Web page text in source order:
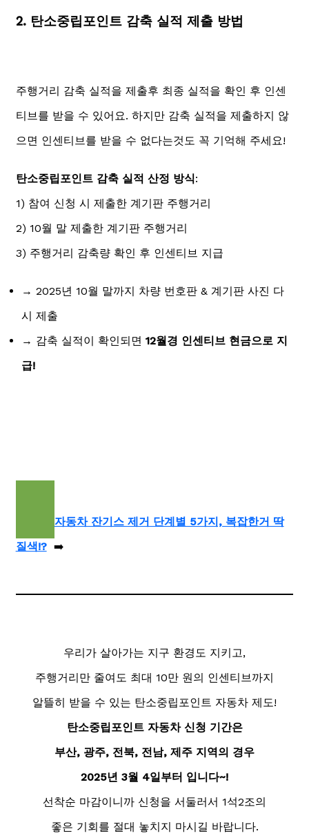
2. 탄소중립포인트 감축 실적 제출 방법
주행거리 감축 실적을 제출후 최종 실적을 확인 후 인센
티브를 받을 수 있어요. 하지만 감축 실적을 제출하지 않
으면 인센티브를 받을 수 없다는것도 꼭 기억해 주세요!
탄소중립포인트 감축 실적 산정 방식:
1) 참여 신청 시 제출한 계기판 주행거리
2) 10월 말 제출한 계기판 주행거리
3) 주행거리 감축량 확인 후 인센티브 지급
→ 2025년 10월 말까지 차량 번호판 & 계기판 사진 다
시 제출
→ 감축 실적이 확인되면 12월경 인센티브 현금으로 지
급!
자동차 잔기스 제거 단계별 5가지, 복잡한거 딱
질색!? ➡️
우리가 살아가는 지구 환경도 지키고,
주행거리만 줄여도 최대 10만 원의 인센티브까지
알뜰히 받을 수 있는 탄소중립포인트 자동차 제도!
탄소중립포인트 자동차 신청 기간은
부산, 광주, 전북, 전남, 제주 지역의 경우
2025년 3월 4일부터 입니다~!
선착순 마감이니까 신청을 서둘러서 1석2조의
좋은 기회를 절대 놓치지 마시길 바랍니다.